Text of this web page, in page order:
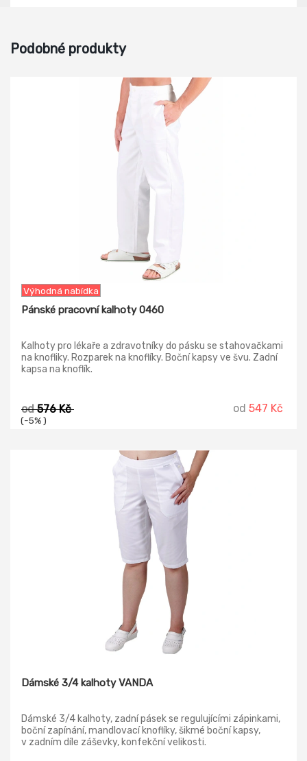
Podobné produkty
Výhodná nabídka
Pánské pracovní kalhoty 0460
Kalhoty pro lékaře a zdravotníky do pásku se stahovačkami
na knofliky. Rozparek na knoflíky. Boční kapsy ve švu. Zadní
kapsa na knoflík.
od576 Kč
(-5% )
od 547 Kč
Dámské 3/4 kalhoty VANDA
Dámské 3/4 kalhoty, zadní pásek se regulujícími zápinkami,
boční zapínání, mandlovací knoflíky, šikmé boční kapsy,
v zadním díle záševky, konfekční velikosti.